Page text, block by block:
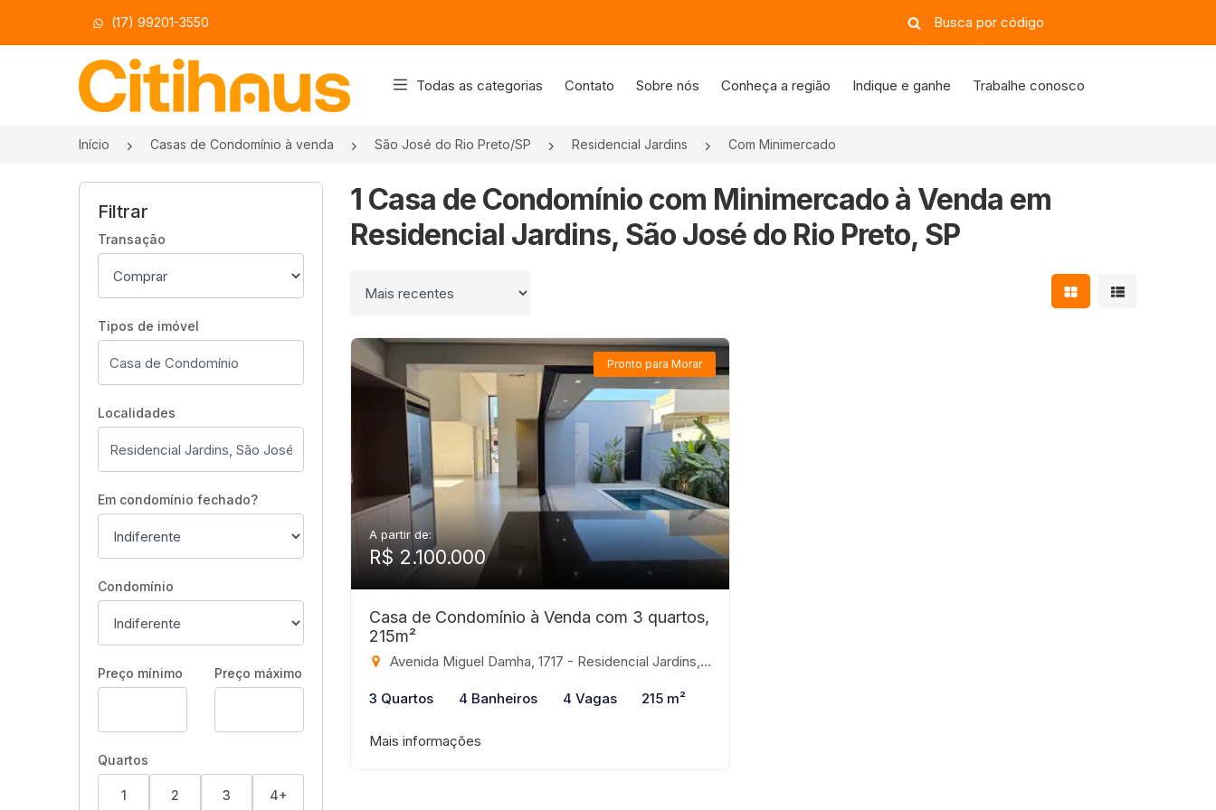
(17) 99201-3550
Página inicial
Todas as categorias Contato Sobre nós Conheça a região Indique e ganhe Trabalhe conosco
Início Casas de Condomínio à venda São José do Rio Preto/SP Residencial Jardins Com Minimercado
Filtrar
Transação
Tipos de imóvel
Localidades
Em condomínio fechado?
Condomínio
Preço mínimo Preço máximo
Quartos
1 2 3 4+
1 Casa de Condomínio com Minimercado à Venda em
Residencial Jardins, São José do Rio Preto, SP
Ordenar por Mostrar resultados
Mostrar
Pronto para Morar
A partir de:
R$ 2.100.000
Casa de Condomínio à Venda com 3 quartos,
215m²
Avenida Miguel Damha, 1717 - Residencial Jardins, São José do Rio Preto-SP
3 Quartos 4 Banheiros 4 Vagas 215 m²
Mais informações